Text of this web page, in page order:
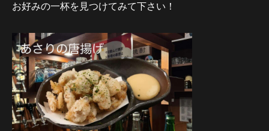
お好みの一杯を見つけてみて下さい！